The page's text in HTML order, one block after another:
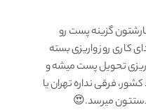
گزینه پست رو
کاری روز واریزی بسته
تحویل پست میشه و
فرقی نداره تهران یا
دستتون میرسد.😍